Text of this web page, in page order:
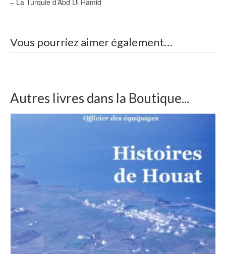
Vous pourriez aimer également…
Autres livres dans la Boutique...